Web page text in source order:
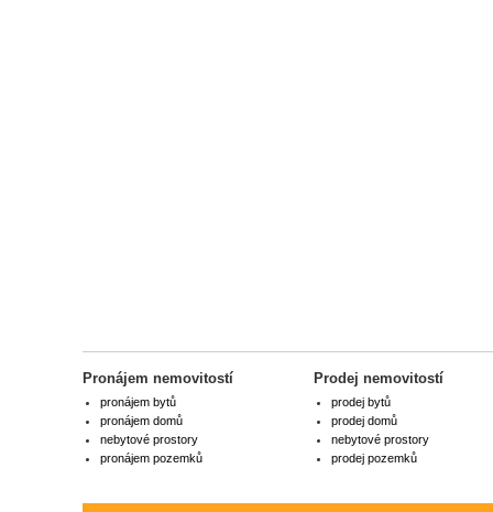
Pronájem nemovitostí
pronájem bytů
pronájem domů
nebytové prostory
pronájem pozemků
Prodej nemovitostí
prodej bytů
prodej domů
nebytové prostory
prodej pozemků